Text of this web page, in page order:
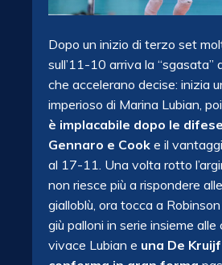
Dopo un inizio di terzo set
sull’11-10 arriva la “sgasata”
che accelerano decise: inizia
imperioso di Marina Lubian, poi
è implacabile dopo le
Gennaro e Cook e il
al 17-11. Una volta rotto
non riesce più a rispondere
gialloblù, ora tocca a
giù palloni in serie insieme alle
vivace Lubian e una De